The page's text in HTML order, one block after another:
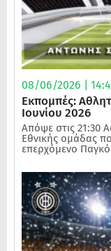
08/06/2026 |
Εκπομπές:
Ιουνίου 2026
Απόψε στις 21:30
Εθνικής ομάδας
επερχόμενο